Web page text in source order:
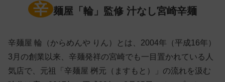
辛 麺屋「輪」監修 汁なし宮崎辛麺
辛麺屋 輪（からめんや りん）とは、2004年（平成16年）
3月の創業以来、辛麺発祥の宮崎でも一目置かれている人
気店で、元祖「辛麺屋 桝元（ますもと）」の流れを汲む